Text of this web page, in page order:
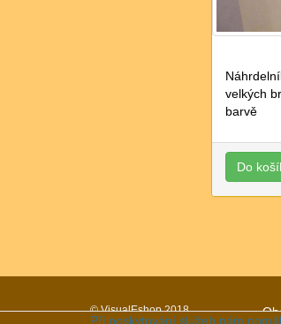
velkých
barvě
© VisualEshop 2018
Při poskytování služeb nám